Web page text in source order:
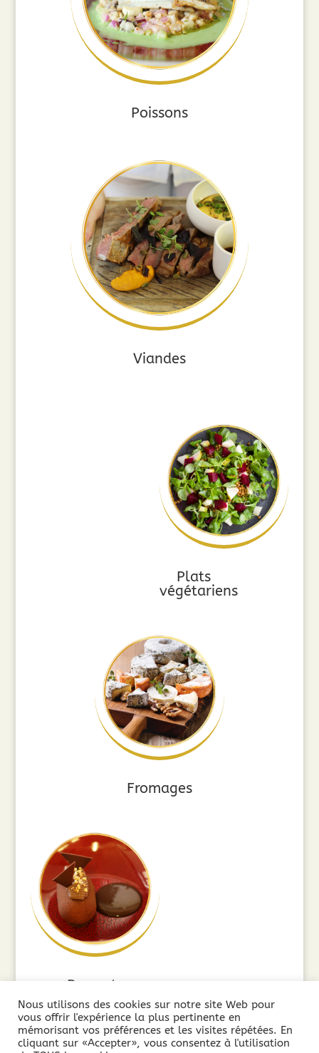
Poissons
Viandes
Plats
végétariens
Fromages
Desserts
Nous utilisons des cookies sur notre site Web pour
vous offrir l'expérience la plus pertinente en
mémorisant vos préférences et les visites répétées. En
cliquant sur «Accepter», vous consentez à l'utilisation